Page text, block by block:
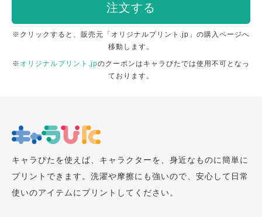
注文する
※クリックすると、販売元「オリジナルプリント.jp」の購入ページへ
移動します。
※ オリジナルプリント.jpのクーポンはキャラぴたでは使用不可となっ
ております。
キャラぴたを使えば、キャラクターを、身近なものに簡単に
プリントできます。洗濯や摩擦にも強いので、安心して日常
使いのアイテムにプリントしてください。